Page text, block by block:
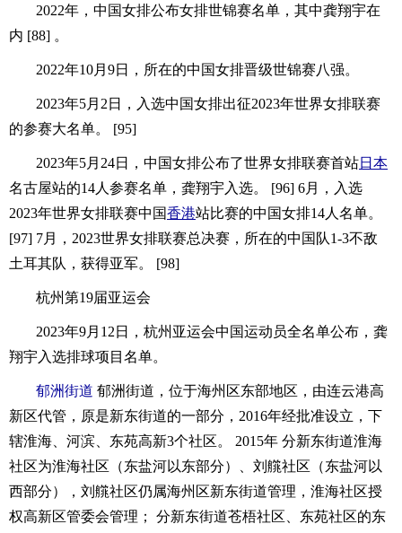
2022年，中国女排公布女排世锦赛名单，其中龚翔宇在
内 [88] 。
2022年10月9日，所在的中国女排晋级世锦赛八强。
2023年5月2日，入选中国女排出征2023年世界女排联赛
的参赛大名单。 [95]
2023年5月24日，中国女排公布了世界女排联赛首站日本
名古屋站的14人参赛名单，龚翔宇入选。 [96] 6月，入选
2023年世界女排联赛中国香港站比赛的中国女排14人名单。
[97] 7月，2023世界女排联赛总决赛，所在的中国队1-3不敌
土耳其队，获得亚军。 [98]
杭州第19届亚运会
2023年9月12日，杭州亚运会中国运动员全名单公布，龚
翔宇入选排球项目名单。
郁洲街道 郁洲街道，位于海州区东部地区，由连云港高
新区代管，原是新东街道的一部分，2016年经批准设立，下
辖淮海、河滨、东苑高新3个社区。 2015年 分新东街道淮海
社区为淮海社区（东盐河以东部分）、刘艞社区（东盐河以
西部分），刘艞社区仍属海州区新东街道管理，淮海社区授
权高新区管委会管理； 分新东街道苍梧社区、东苑社区的东